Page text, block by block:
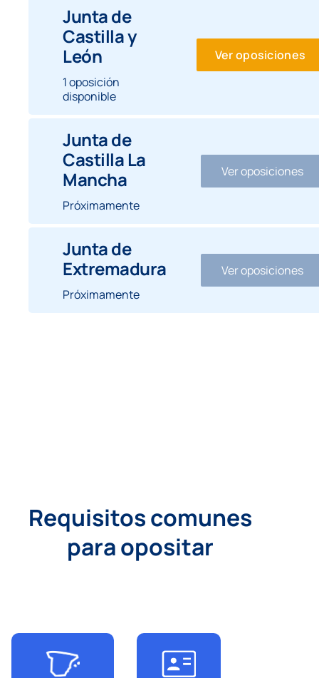
Junta de
Castilla y
León
1 oposición
disponible
Ver oposiciones
Junta de
Castilla La
Mancha
Próximamente
Ver oposiciones
Junta de
Extremadura
Próximamente
Ver oposiciones
Requisitos comunes
para opositar